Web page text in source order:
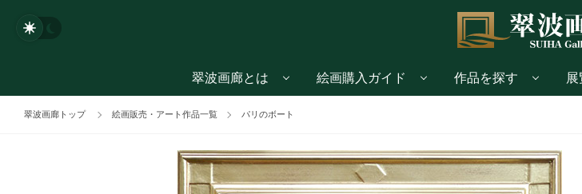
翠波画廊とは 絵画購入ガイド 作品を探す 展
翠波画廊トップ 絵画販売・アート作品一覧 パリのボート